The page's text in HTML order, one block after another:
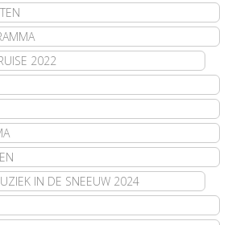
2022
IN DE SNEEUW 2024